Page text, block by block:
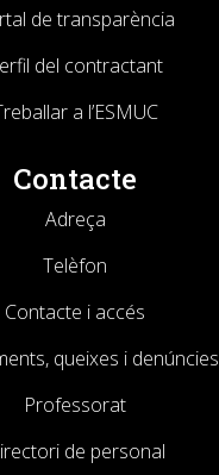
de transparència
del contractant
a l’ESMUC
Contacte
Adreça
Telèfon
Contacte i accés
queixes i denúncies
Professorat
de personal